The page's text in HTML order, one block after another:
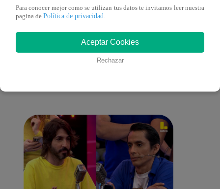
También te puede
interesar
Para conocer mejor como se utilizan tus datos te invitamos leer nuestra
pagina de Política de privacidad
Aceptar Cookies
Rechazar